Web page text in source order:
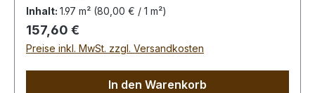
1,97 m² großes Leder. Das Kernstück ist 160 cm x
60 cm groß (siehe Foto 2).
Inhalt: 1.97 m² (80,00 € / 1 m²)
Regulärer Preis:
157,60 €
Preise inkl. MwSt. zzgl. Versandkosten
In den Warenkorb